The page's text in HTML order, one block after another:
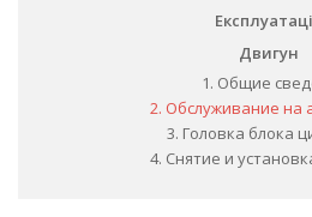
Двигун
1. Общие
2. Обслуживание на
3. Головка блока
4. Снятие и